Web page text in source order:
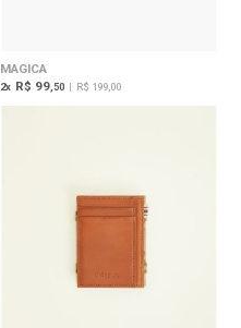
MAGICA
2x R$ 99,50 | R$ 199,00